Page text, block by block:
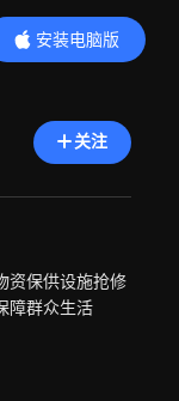
安装电脑版
内容更精彩
关注
资保供设施抢修
障群众生活